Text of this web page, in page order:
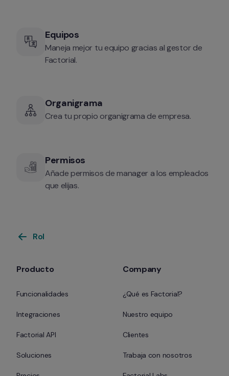
Equipos
Maneja mejor tu equipo gracias al gestor de
Factorial.
Organigrama
Crea tu propio organigrama de empresa.
Permisos
Añade permisos de manager a los empleados
que elijas.
Rol
Producto
Funcionalidades
Integraciones
Factorial API
Soluciones
Company
¿Qué es Factorial?
Nuestro equipo
Clientes
Trabaja con nosotros